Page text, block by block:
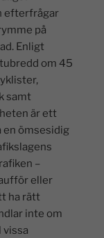
efterfrågar
på
Enligt
om 45
samt
är ett
en ömsesidig
–
eller
ha rätt
inte om
vissa